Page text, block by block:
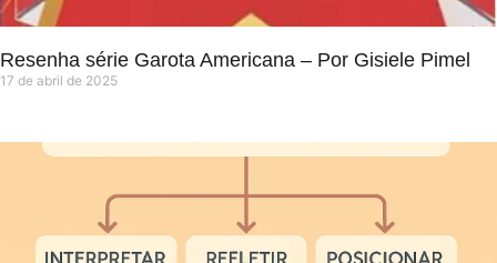
Resenha série Garota Americana – Por Gisiele Pimel
17 de abril de 2025